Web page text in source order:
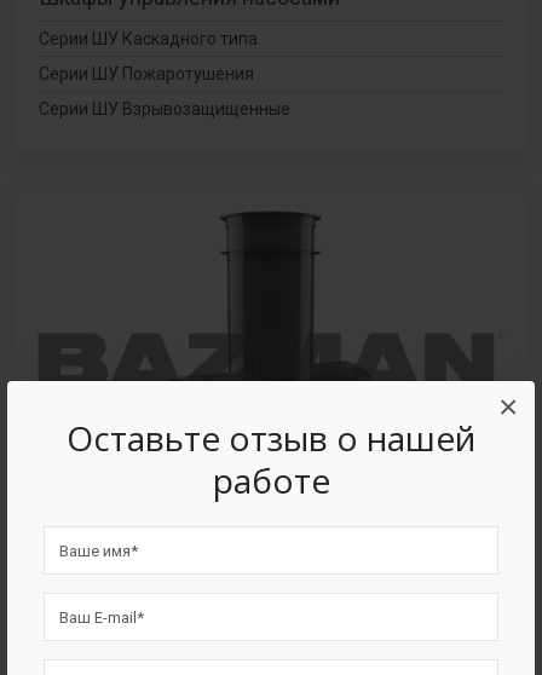
Оставьте отзыв о нашей
работе
×
Серии ШУ Каскадного типа
Серии ШУ Пожаротушения
Серии ШУ Взрывозащищенные
Жироуловители